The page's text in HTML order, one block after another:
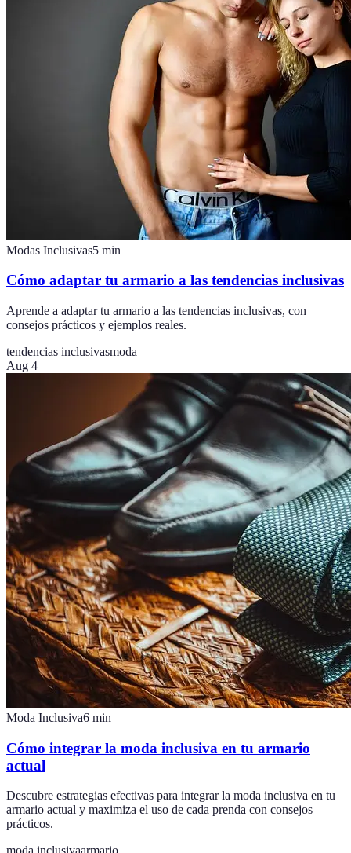
Modas Inclusivas5 min
Cómo adaptar tu armario a las tendencias inclusivas
Aprende a adaptar tu armario a las tendencias inclusivas, con
consejos prácticos y ejemplos reales.
tendencias inclusivasmoda
Aug 4
Moda Inclusiva6 min
Cómo integrar la moda inclusiva en tu armario
actual
Descubre estrategias efectivas para integrar la moda inclusiva en tu
armario actual y maximiza el uso de cada prenda con consejos
prácticos.